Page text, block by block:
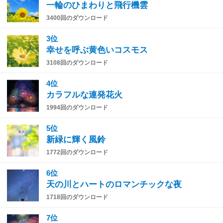
一輪のひまわりと飛行機雲
3400回のダウンロード
3位
幸せを呼ぶ黄色いコスモス
3108回のダウンロード
4位
カラフルな連発花火
1994回のダウンロード
5位
新緑に輝く風鈴
1772回のダウンロード
6位
天の川とハートのロマンチックな夜
1718回のダウンロード
7位